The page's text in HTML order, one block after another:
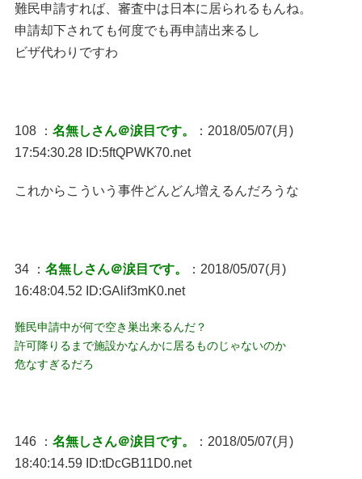
難民申請すれば、審査中は日本に居られるもんね。
申請却下されても何度でも再申請出来るし
ビザ代わりですわ
108 ： 名無しさん＠涙目です。
：2018/05/07(月)
17:54:30.28 ID:5ftQPWK70.net
これからこういう事件どんどん増えるんだろうな
34 ： 名無しさん＠涙目です。
：2018/05/07(月)
16:48:04.52 ID:GAlif3mK0.net
難民申請中が何で空き巣出来るんだ？
許可降りるまで施設かなんかに居るものじゃないのか
危なすぎるだろ
146 ： 名無しさん＠涙目です。
：2018/05/07(月)
18:40:14.59 ID:tDcGB11D0.net